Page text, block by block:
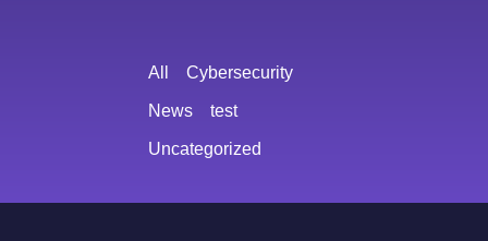
Cybersecurity
News test
Uncategorized
All